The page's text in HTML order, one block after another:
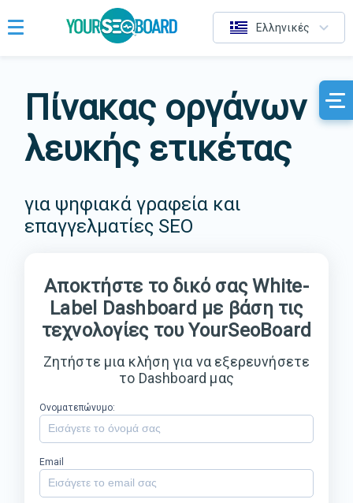
Ελληνικές
Πίνακας οργάνων
λευκής ετικέτας
για ψηφιακά γραφεία και
επαγγελματίες SEO
Αποκτήστε το δικό σας White-
Label Dashboard με βάση τις
τεχνολογίες του YourSeoBoard
Ζητήστε μια κλήση για να εξερευνήσετε
το Dashboard μας
Ονοματεπώνυμο:
Email